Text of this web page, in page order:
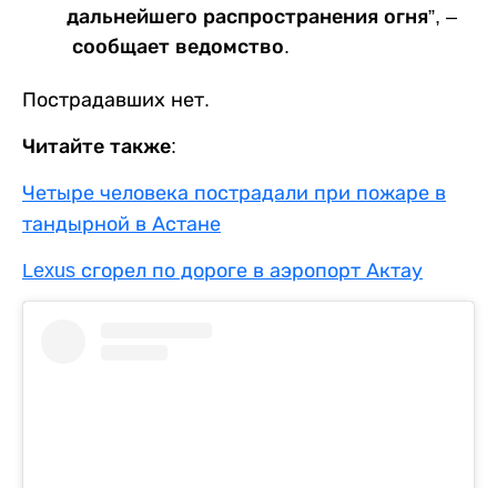
дальнейшего распространения огня”, –
сообщает ведомство.
Пострадавших нет.
Читайте также:
Четыре человека пострадали при пожаре в
тандырной в Астане
Lexus сгорел по дороге в аэропорт Актау